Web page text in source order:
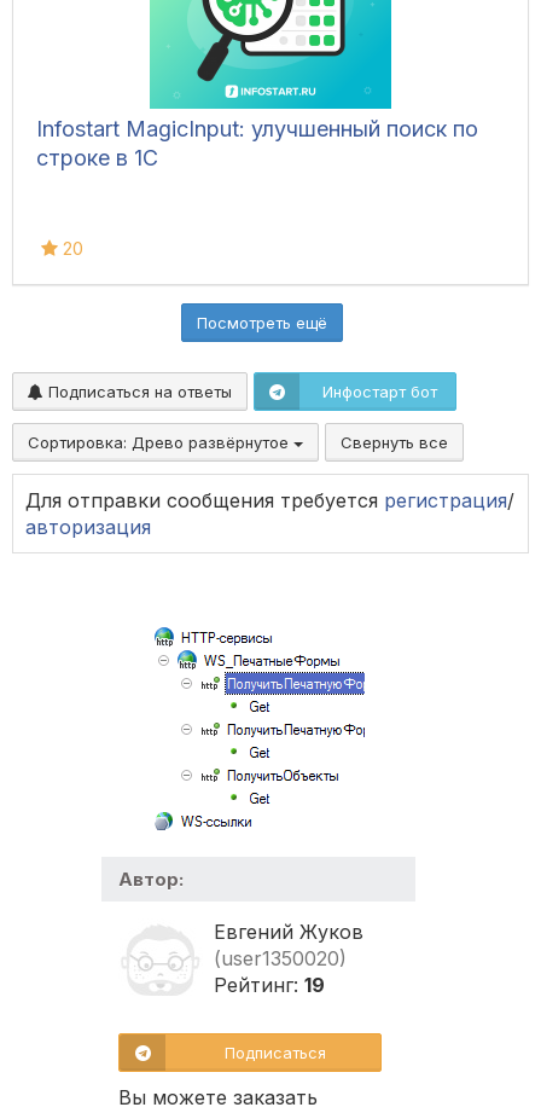
Infostart MagicInput: улучшенный поиск по
строке в 1С
20
Посмотреть ещё
Подписаться на ответы Инфостарт бот
Сортировка: Древо развёрнутое Свернуть все
Для отправки сообщения требуется регистрация/
авторизация
Автор:
Евгений Жуков
(user1350020)
Рейтинг: 19
Подписаться
Вы можете заказать